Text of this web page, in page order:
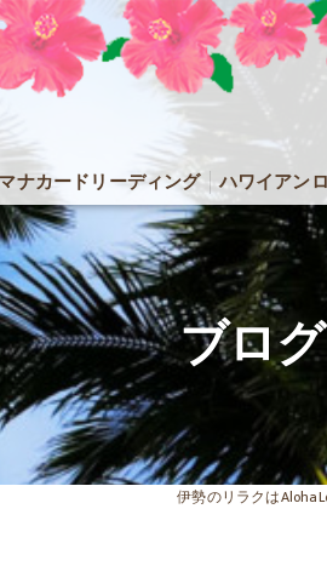
マナカードリーディング ハワイアン
ブログ
伊勢のリラクは